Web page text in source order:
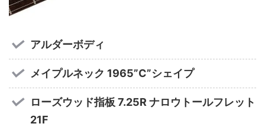
アルダーボディ
メイプルネック 1965”C”シェイプ
ローズウッド指板 7.25R ナロウトールフレット
21F